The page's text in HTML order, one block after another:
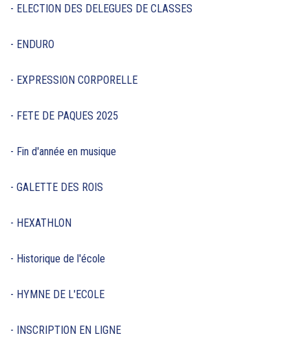
- ELECTION DES DELEGUES DE CLASSES
- ENDURO
- EXPRESSION CORPORELLE
- FETE DE PAQUES 2025
- Fin d'année en musique
- GALETTE DES ROIS
- HEXATHLON
- Historique de l'école
- HYMNE DE L'ECOLE
- INSCRIPTION EN LIGNE